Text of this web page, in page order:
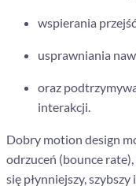
wspierania
usprawniania
oraz
interakcji.
Dobry motion design
odrzuceń (bounce
się płynniejszy,